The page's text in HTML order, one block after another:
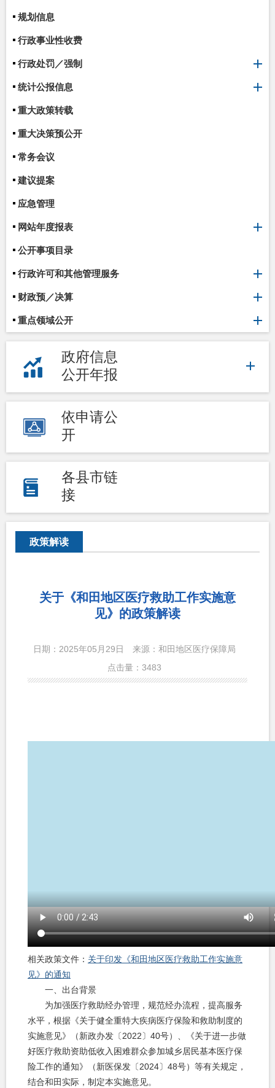
规划信息
行政事业性收费
行政处罚／强制
统计公报信息
重大政策转载
重大决策预公开
常务会议
建议提案
应急管理
网站年度报表
公开事项目录
行政许可和其他管理服务
财政预／决算
重点领域公开
政府信息
公开年报
依申请公
开
各县市链
接
政策解读
关于《和田地区医疗救助工作实施意
见》的政策解读
日期：2025年05月29日
来源：和田地区医疗保障局
点击量： 3483
相关政策文件： 关于印发《和田地区医疗救助工作实施意
见》的通知
一、出台背景
为加强医疗救助经办管理，规范经办流程，提高服务
水平，根据《关于健全重特大疾病医疗保险和救助制度的
实施意见》（新政办发〔2022〕40号）、《关于进一步做
好医疗救助资助低收入困难群众参加城乡居民基本医疗保
险工作的通知》（新医保发〔2024〕48号）等有关规定，
结合和田实际，制定本实施意见。